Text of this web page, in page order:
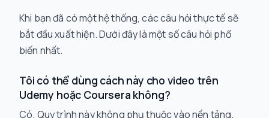
Khi bạn đã có một hệ thống, các câu hỏi thực tế sẽ
bắt đầu xuất hiện. Dưới đây là một số câu hỏi phổ
biến nhất.
Tôi có thể dùng cách này cho video trên
Udemy hoặc Coursera không?
Có. Quy trình này không phụ thuộc vào nền tảng.